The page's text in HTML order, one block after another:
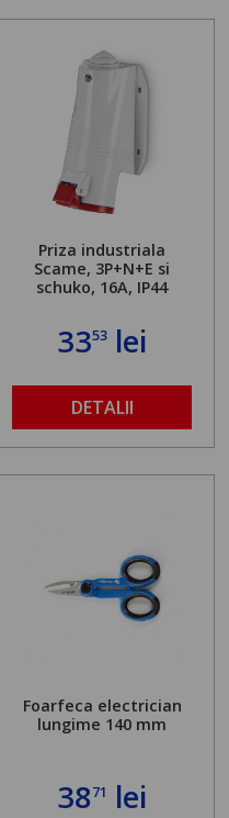
Priza industriala
Scame, 3P+N+E si
schuko, 16A, IP44
3353 lei
DETALII
Foarfeca electrician
lungime 140 mm
3871 lei